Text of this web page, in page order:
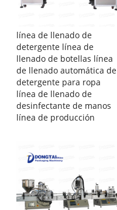
línea de llenado de
detergente línea de
llenado de botellas línea
de llenado automática de
detergente para ropa
línea de llenado de
desinfectante de manos
línea de producción